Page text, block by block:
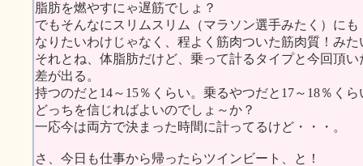
脂肪を燃やすにゃ遅筋でしょ？
でもそんなにスリムスリム（マラソン選手みたく）にも
なりたいわけじゃなく、程よく筋肉ついた筋肉質！み
それとね、体脂肪だけど、乗って計るタイプと今回頂
差が出る。
持つのだと14～15％くらい。乗るやつだと17～18％くら
どっちを信じればよいのでしょ～か？
一応今は両方で決まった時間に計ってるけど・・・。
さ、今日も仕事から帰ったらツインビート、と！